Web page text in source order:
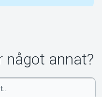
något annat?